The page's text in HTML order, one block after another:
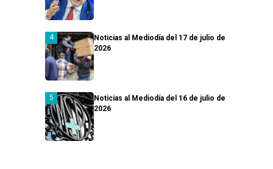
Noticias al Mediodía del 17 de julio de
2026
Noticias al Mediodía del 16 de julio de
2026